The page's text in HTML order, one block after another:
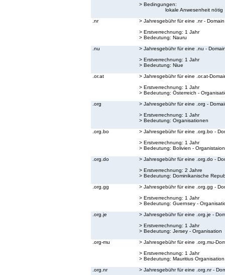
> Bedingungen:
lokale Anwesenheit nötig
.nr
> Jahresgebühr für eine .nr - Domain
> Erstverrechnung: 1 Jahr
> Bedeutung: Nauru
.nu
> Jahresgebühr für eine .nu -
> Erstverrechnung: 1 Jahr
> Bedeutung: Niue
.or.at
> Jahresgebühr für eine .or.at-
> Erstverrechnung: 1 Jahr
> Bedeutung: Österreich -
.org
> Jahresgebühr für eine .org -
> Erstverrechnung: 1 Jahr
> Bedeutung: Organisationen
.org.bo
> Jahresgebühr für eine .org.bo -
> Erstverrechnung: 1 Jahr
> Bedeutung: Bolivien - Organistaion
.org.do
> Jahresgebühr für eine .org.do -
> Erstverrechnung: 2 Jahre
> Bedeutung: Dominikanische
.org.gg
> Jahresgebühr für eine .org.gg -
> Erstverrechnung: 1 Jahr
> Bedeutung: Guernsey -
.org.je
> Jahresgebühr für eine .org.je -
> Erstverrechnung: 1 Jahr
> Bedeutung: Jersey - Organisation
.org-mu
> Jahresgebühr für eine .org.mu-
> Erstverrechnung: 1 Jahr
> Bedeutung: Mauritius Organisation
.org.nr
> Jahresgebühr für eine .org.nr -